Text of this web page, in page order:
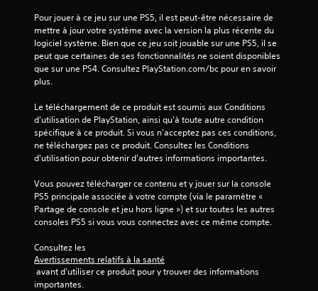
v
i
s
Pour jouer à ce jeu sur une PS5, il est peut-être nécessaire de
mettre à jour votre système avec la version la plus récente du
logiciel système. Bien que ce jeu soit jouable sur une PS5, il se
peut que certaines de ses fonctionnalités ne soient disponibles
que sur une PS4. Consultez PlayStation.com/bc pour en savoir
plus.
Le téléchargement de ce produit est soumis aux Conditions
d'utilisation de PlayStation, ainsi qu'à toute autre condition
spécifique à ce produit. Si vous n'acceptez pas ces conditions,
ne téléchargez pas ce produit. Consultez les Conditions
d'utilisation pour obtenir d'autres informations importantes.
Vous pouvez télécharger ce contenu et y jouer sur la console
PS5 principale associée à votre compte (via le paramètre «
Partage de console et jeu hors ligne ») et sur toutes les autres
consoles PS5 si vous vous connectez avec ce même compte.
Consultez les
Avertissements relatifs à la santé
importantes.